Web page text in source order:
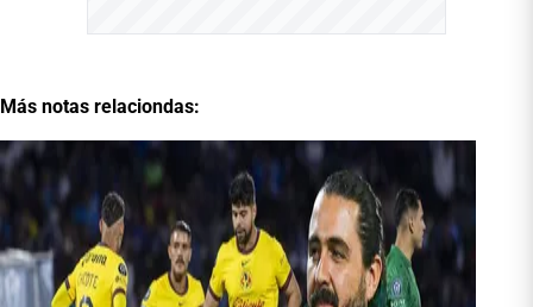
Más notas relaciondas: